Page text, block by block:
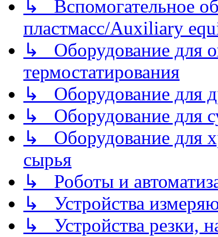
↳ Вспомогательное
пластмасс/Auxiliary
↳ Оборудование для
термостатирования
↳ Оборудование для
↳ Оборудование для
↳ Оборудование для
сырья
↳ Роботы и
↳ Устройства
↳ Устройства резки,